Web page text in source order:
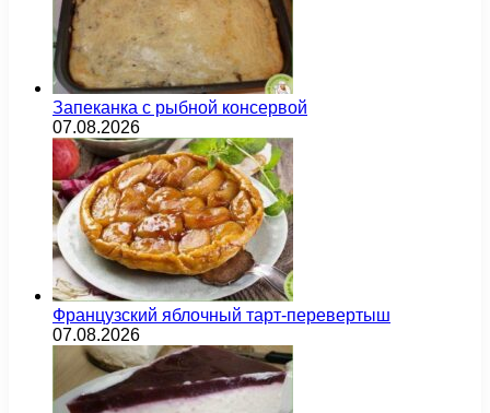
Запеканка с рыбной консервой
07.08.2026
Французский яблочный тарт-перевертыш
07.08.2026